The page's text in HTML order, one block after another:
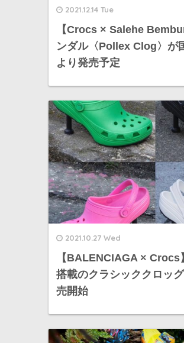
2021.12.14 Tue
【Crocs × Salehe
ンダル〈Pollex Clog〉が
より発売予定
2021.10.27 Wed
【BALENCIAGA × Crocs
搭載のクラシッククロッ
売開始